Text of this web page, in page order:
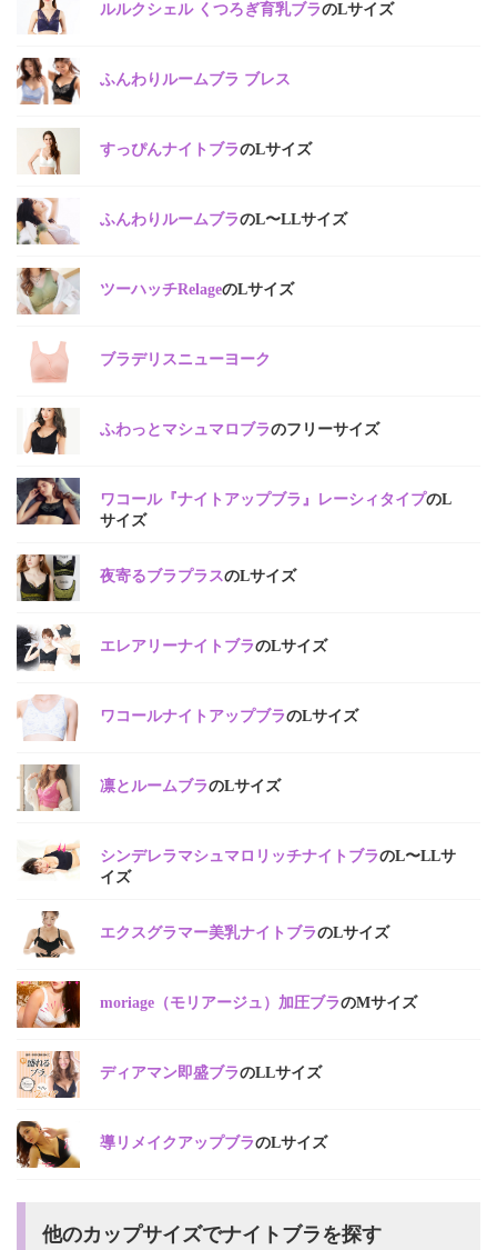
ルルクシェル くつろぎ育乳ブラのLサイズ
ふんわりルームブラ ブレス
すっぴんナイトブラのLサイズ
ふんわりルームブラのL〜LLサイズ
ツーハッチRelageのLサイズ
ブラデリスニューヨーク
ふわっとマシュマロブラのフリーサイズ
ワコール『ナイトアップブラ』レーシィタイプのL
サイズ
夜寄るブラプラスのLサイズ
エレアリーナイトブラのLサイズ
ワコールナイトアップブラのLサイズ
凛とルームブラのLサイズ
シンデレラマシュマロリッチナイトブラのL〜LLサ
イズ
エクスグラマー美乳ナイトブラのLサイズ
moriage（モリアージュ）加圧ブラのMサイズ
ディアマン即盛ブラのLLサイズ
導リメイクアップブラのLサイズ
他のカップサイズでナイトブラを探す